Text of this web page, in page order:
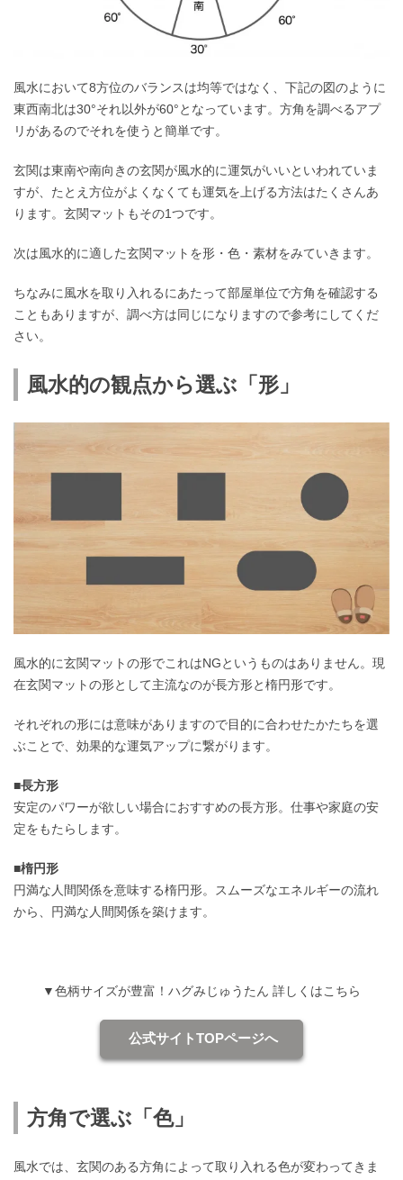
風水において8方位のバランスは均等ではなく、下記の図のように
東西南北は30°それ以外が60°となっています。方角を調べるアプ
リがあるのでそれを使うと簡単です。
玄関は東南や南向きの玄関が風水的に運気がいいといわれていま
すが、たとえ方位がよくなくても運気を上げる方法はたくさんあ
ります。玄関マットもその1つです。
次は風水的に適した玄関マットを形・色・素材をみていきます。
ちなみに風水を取り入れるにあたって部屋単位で方角を確認する
こともありますが、調べ方は同じになりますので参考にしてくだ
さい。
風水的の観点から選ぶ「形」
風水的に玄関マットの形でこれはNGというものはありません。現
在玄関マットの形として主流なのが長方形と楕円形です。
それぞれの形には意味がありますので目的に合わせたかたちを選
ぶことで、効果的な運気アップに繋がります。
■長方形
安定のパワーが欲しい場合におすすめの長方形。仕事や家庭の安
定をもたらします。
■楕円形
円満な人間関係を意味する楕円形。スムーズなエネルギーの流れ
から、円満な人間関係を築けます。
▼色柄サイズが豊富！ハグみじゅうたん 詳しくはこちら
公式サイトTOPページへ
方角で選ぶ「色」
風水では、玄関のある方角によって取り入れる色が変わってきま